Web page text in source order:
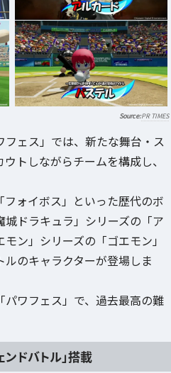
PR TIMES
ェス」では、新たな舞台・ス
トしながらチームを構成し、
ォイボス」といった歴代のボ
ドラキュラ」シリーズの「ア
ン」シリーズの「ゴエモン」
のキャラクターが登場しま
ワフェス」で、過去最高の難
ンドバトル」搭載